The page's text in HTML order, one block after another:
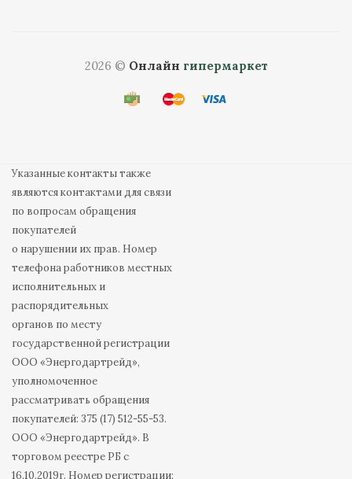
2026 © Онлайн гипермаркет
Указанные контакты также
являются контактами для связи
по вопросам обращения
покупателей
о нарушении их прав. Номер
телефона работников местных
исполнительных и
распорядительных
органов по месту
государственной регистрации
ООО «Энергодартрейд»,
уполномоченное
рассматривать обращения
покупателей: 375 (17) 512-55-53.
ООО «Энергодартрейд». В
торговом реестре РБ с
16.10.2019г. Номер регистрации: